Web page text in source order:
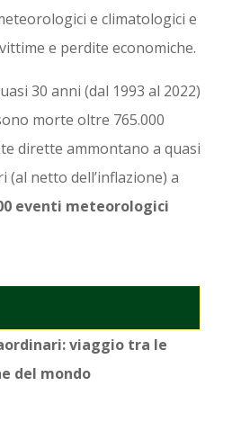
e climatologici e
e perdite economiche.
30 anni (dal 1993 al 2022)
morte oltre 765.000
dirette ammontano a quasi
(al netto dell’inflazione) a
eventi meteorologici
viaggio tra le
del mondo